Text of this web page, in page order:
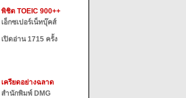
พิชิต TOEIC 900++
เอ็กซเปอร์เน็ทบุ๊คส์
เปิดอ่าน 1715 ครั้ง
เครียดอย่างฉลาด
สำนักพิมพ์ DMG